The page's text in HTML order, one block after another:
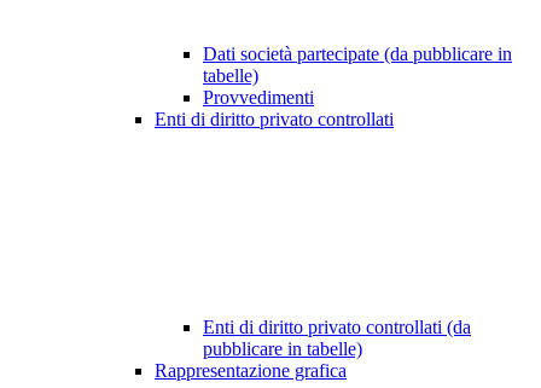
Dati società partecipate (da pubblicare in
tabelle)
Provvedimenti
Enti di diritto privato controllati
Enti di diritto privato controllati (da
pubblicare in tabelle)
Rappresentazione grafica